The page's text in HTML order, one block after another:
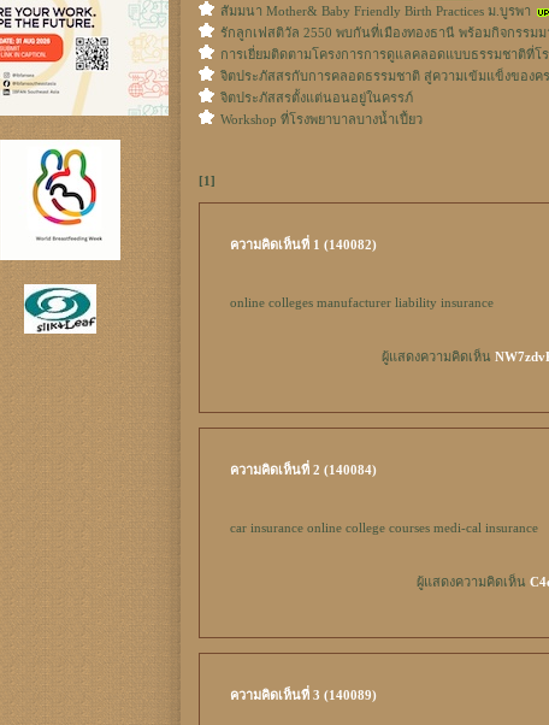
สัมมนา Mother& Baby Friendly Birth Practices ม.บูรพา
รักลูกเฟสติวัล 2550 พบกันที่เมืองทองธานี พร้อมกิจกรรมม
การเยี่ยมติดตามโครงการการดูแลคลอดแบบธรรมชาติที่โร
จิตประภัสสรกับการคลอดธรรมชาติ สู่ความเข้มแข็งของค
จิตประภัสสรตั้งแต่นอนอยู่ในครรภ์
Workshop ที่โรงพยาบาลบางน้ำเปี้ยว
[1]
ความคิดเห็นที่ 1 (140082)
online colleges manufacturer liability insurance
ผู้แสดงความคิดเห็น
ความคิดเห็นที่ 2 (140084)
car insurance online college courses medi-cal insurance
ผู้แสดงความคิดเห็น
ความคิดเห็นที่ 3 (140089)